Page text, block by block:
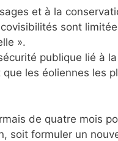
et à la
sont
».
publique lié à
les éoliennes les
de quatre mois
soit formuler un